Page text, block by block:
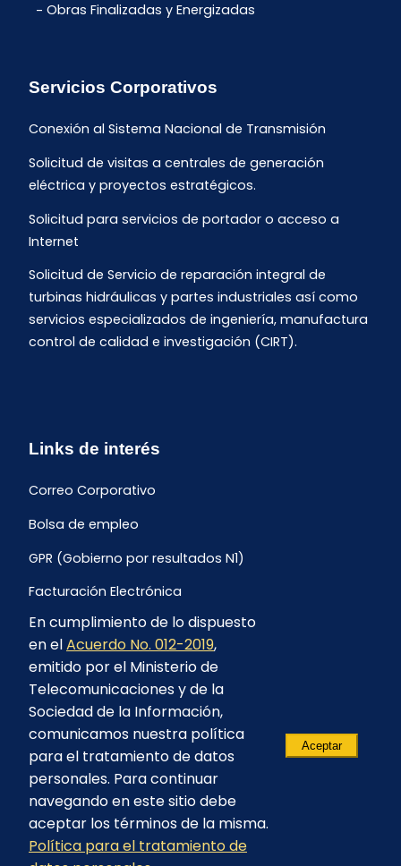
Obras Finalizadas y Energizadas
Servicios Corporativos
Conexión al Sistema Nacional de Transmisión
Solicitud de visitas a centrales de generación
eléctrica y proyectos estratégicos.
Solicitud para servicios de portador o acceso a
Internet
Solicitud de Servicio de reparación integral de
turbinas hidráulicas y partes industriales así como
servicios especializados de ingeniería, manufactura
control de calidad e investigación (CIRT).
Links de interés
Correo Corporativo
Bolsa de empleo
GPR (Gobierno por resultados N1)
Facturación Electrónica
Archivo Histórico de Facturación
Portal Ambiental y Social
Proyecto Geotérmico Chachimbiro
Contratación consultoría mediante “Lista Corta”
Reglamento de Procesos Asociativos
© 2023 - CELEC EP - Todos los derechos
En cumplimiento de lo dispuesto
en elAcuerdo No. 012-2019,
emitido por el Ministerio de
Telecomunicaciones y de la
Sociedad de la Información,
comunicamos nuestra política
para el tratamiento de datos
personales. Para continuar
navegando en este sitio debe
aceptar los términos de la misma.
Política para el tratamiento de
Aceptar